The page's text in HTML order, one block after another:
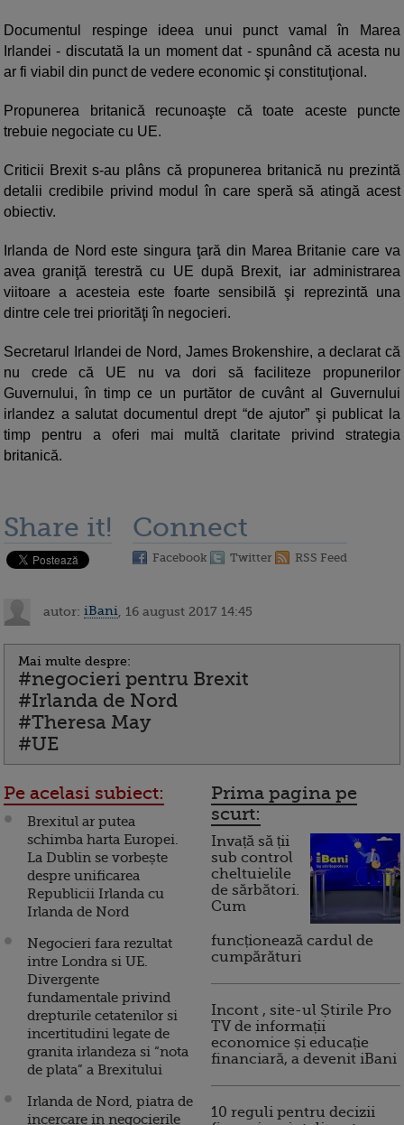
Documentul respinge ideea unui punct vamal în Marea
Irlandei - discutată la un moment dat - spunând că acesta nu
ar fi viabil din punct de vedere economic şi constituţional.
Propunerea britanică recunoaşte că toate aceste puncte
trebuie negociate cu UE.
Criticii Brexit s-au plâns că propunerea britanică nu prezintă
detalii credibile privind modul în care speră să atingă acest
obiectiv.
Irlanda de Nord este singura ţară din Marea Britanie care va
avea graniţă terestră cu UE după Brexit, iar administrarea
viitoare a acesteia este foarte sensibilă şi reprezintă una
dintre cele trei priorităţi în negocieri.
Secretarul Irlandei de Nord, James Brokenshire, a declarat că
nu crede că UE nu va dori să faciliteze propunerilor
Guvernului, în timp ce un purtător de cuvânt al Guvernului
irlandez a salutat documentul drept “de ajutor” şi publicat la
timp pentru a oferi mai multă claritate privind strategia
britanică.
Share it! Connect
Facebook Twitter RSS Feed
autor: iBani , 16 august 2017 14:45
Mai multe despre:
#negocieri pentru Brexit
#Irlanda de Nord
#Theresa May
#UE
Pe acelasi subiect:
Brexitul ar putea
schimba harta Europei.
La Dublin se vorbește
despre unificarea
Republicii Irlanda cu
Irlanda de Nord
Negocieri fara rezultat
intre Londra si UE.
Divergente
fundamentale privind
drepturile cetatenilor si
incertitudini legate de
granita irlandeza si “nota
de plata” a Brexitului
Irlanda de Nord, piatra de
incercare in negocierile
Prima pagina pe
scurt:
Invață să ții
sub control
cheltuielile
de sărbători.
Cum
funcționează cardul de
cumpărături
Incont , site-ul Știrile Pro
TV de informații
economice și educație
financiară, a devenit iBani
10 reguli pentru decizii